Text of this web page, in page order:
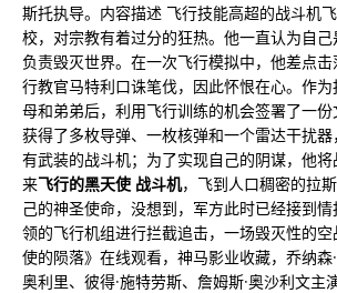
斯托执导。内容描述 飞行技能高超的战斗机
校，对宗教有着过分的狂热。他一直认为自己
负责毁灭世界。在一次飞行模拟中，他差点
行教官马特利口诛笔伐，因此怀恨在心。作
母和弟弟后，利用飞行训练的机会签署了一
获得了多枚导弹、一枚核弹和一个雷达干扰
有武装的战斗机；为了实现自己的阴谋，他
来飞行的黑天使 战斗机，飞到人口稠密的拉
己的神圣使命，没想到，军方此时已经接到
领的飞行机组进行拦截追击，一场毁灭性的
使的陨落》在线观看，神马影业收藏，乔纳森
奥利里、彼得·施特劳斯、詹姆斯·奥沙利文主